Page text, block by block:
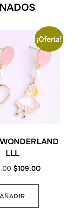
¡Oferta!
LLL
Original
was:
$109.00Current
AÑADIR